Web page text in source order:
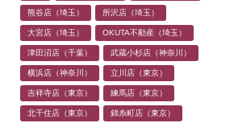
熊谷店（埼玉） 所沢店（埼玉）
大宮店（埼玉） OKUTA不動産（埼玉）
津田沼店（千葉） 武蔵小杉店（神奈川）
横浜店（神奈川） 立川店（東京）
吉祥寺店（東京） 練馬店（東京）
北千住店（東京） 錦糸町店（東京）